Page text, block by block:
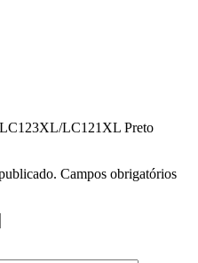
LC123XL/LC121XL Preto
Campos obrigatórios